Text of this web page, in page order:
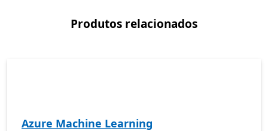
Produtos relacionados
Azure Machine Learning